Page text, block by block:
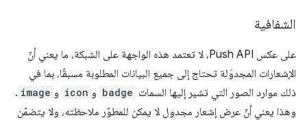
الشفافية
على عكس Push API، لا تعتمد هذه الواجهة على الشبكة، ما يعني أنّ
الإشعارات المجدوَلة تحتاج إلى جميع البيانات المطلوبة مسبقًا، بما في
ذلك موارد الصور التي تشير إليها السمات badge و icon و image
.
وهذا يعني أنّ عرض إشعار مجدول لا يمكن للمطوّر ملاحظته، ولا يتضمّن